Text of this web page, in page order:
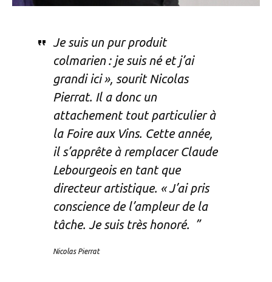
Je suis un pur produit
colmarien : je suis né et j’ai
grandi ici », sourit Nicolas
Pierrat. Il a donc un
attachement tout particulier à
la Foire aux Vins. Cette année,
il s’apprête à remplacer Claude
Lebourgeois en tant que
directeur artistique. « J’ai pris
conscience de l’ampleur de la
tâche. Je suis très honoré. ”
Nicolas Pierrat